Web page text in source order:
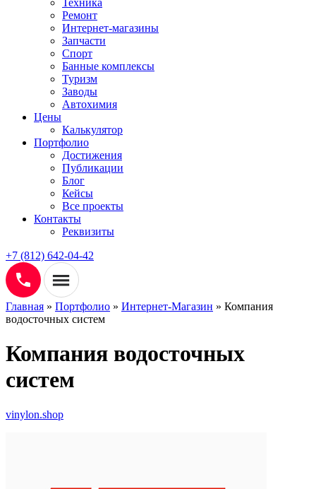
Ремонт
Интернет-магазины
Запчасти
Спорт
Банные комплексы
Туризм
Заводы
Автохимия
Цены
Калькулятор
Портфолио
Достижения
Публикации
Блог
Кейсы
Все проекты
Контакты
Реквизиты
+7 (812) 642-04-42
Главная » Портфолио » Интернет-Магазин » Компания
водосточных систем
Компания водосточных
систем
vinylon.shop